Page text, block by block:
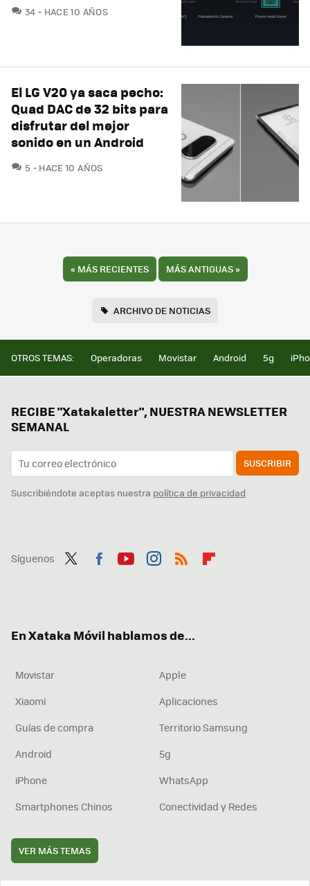
34 COMENTARIOS
HACE 10 AÑOS
El LG V20 ya saca pecho:
Quad DAC de 32 bits para
disfrutar del mejor
sonido en un Android
5 COMENTARIOS
HACE 10 AÑOS
« MÁS RECIENTES MÁS ANTIGUAS»
ARCHIVO DE NOTICIAS
OTROS TEMAS: Operadoras Movistar Android 5g
RECIBE "Xatakaletter", NUESTRA NEWSLETTER
SEMANAL
SUSCRIBIR
Suscribiéndote aceptas nuestra política de privacidad
Síguenos
En Xataka Móvil hablamos de...
Movistar
Apple
Xiaomi
Aplicaciones
Guías de compra
Territorio Samsung
Android
5g
iPhone
WhatsApp
Smartphones Chinos
Conectividad y Redes
VER MÁS TEMAS